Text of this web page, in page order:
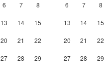
6 7 8
13 14 15
20 21 22
27 28 29
6 7 8
13 14 15
20 21 22
27 28 29
行政靜心套房【慕思床墊+小